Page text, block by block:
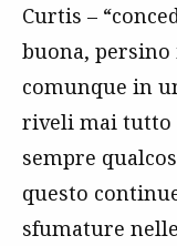
Curtis –
buona,
comunque in
riveli mai tutto
sempre
questo
sfumature